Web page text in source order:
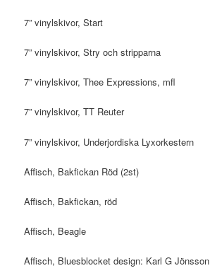
7” vinylskivor, Start
7” vinylskivor, Stry och stripparna
7” vinylskivor, Thee Expressions, mfl
7” vinylskivor, TT Reuter
7” vinylskivor, Underjordiska Lyxorkestern
Affisch, Bakfickan Röd (2st)
Affisch, Bakfickan, röd
Affisch, Beagle
Affisch, Bluesblocket design: Karl G Jönsson